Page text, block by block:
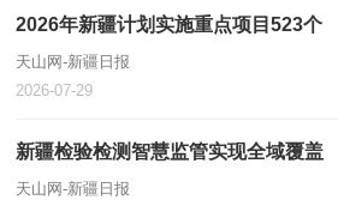
2026年新疆计划实施重点项目523个
天山网-新疆日报
2026-07-29
新疆检验检测智慧监管实现全域覆盖
天山网-新疆日报